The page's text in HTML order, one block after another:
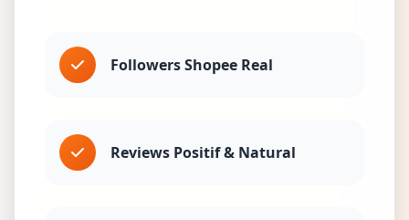
Followers Shopee Real
Reviews Positif & Natural